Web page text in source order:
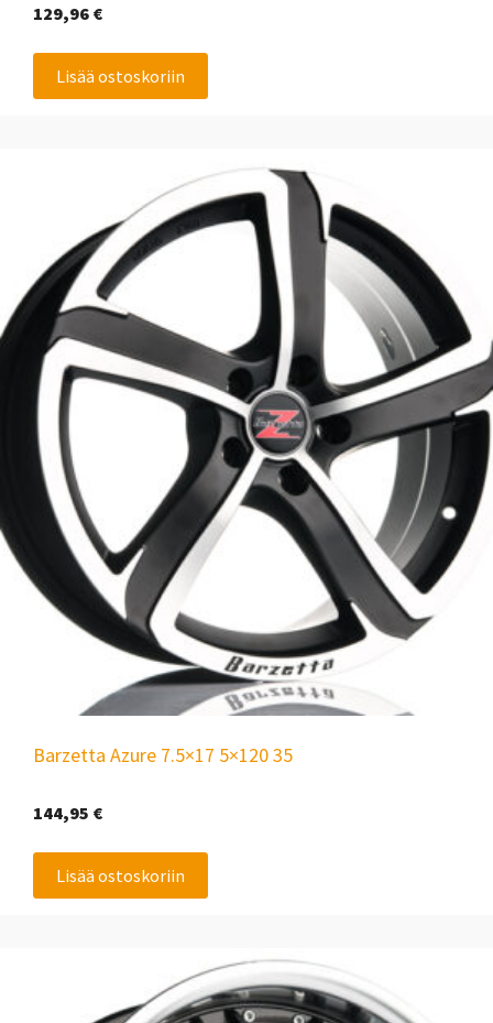
129,96 €
Lisää ostoskoriin
Barzetta Azure 7.5×17 5×120 35
144,95 €
Lisää ostoskoriin